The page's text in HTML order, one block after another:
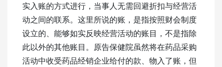
实入账的方式进行，当事人无需回避折扣与经营活
动之间的联系。这里所说的账，是指按照财会制度
设立的、能够如实反映经营活动的账目，不是指除
此以外的其他账目。原告保健院虽然将在药品采购
活动中收受药品经销企业给付的款、物入了账，但